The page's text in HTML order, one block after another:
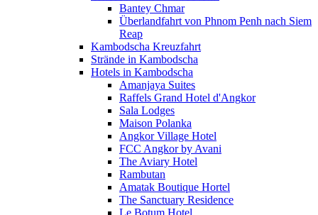
Bantey Chmar
Überlandfahrt von Phnom Penh nach Siem
Reap
Kambodscha Kreuzfahrt
Strände in Kambodscha
Hotels in Kambodscha
Amanjaya Suites
Raffels Grand Hotel d'Angkor
Sala Lodges
Maison Polanka
Angkor Village Hotel
FCC Angkor by Avani
The Aviary Hotel
Rambutan
Amatak Boutique Hortel
The Sanctuary Residence
Le Botum Hotel